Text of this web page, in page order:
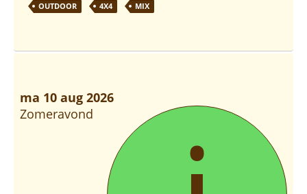
OUTDOOR 4X4 MIX
ma 10 aug 2026
Zomeravond